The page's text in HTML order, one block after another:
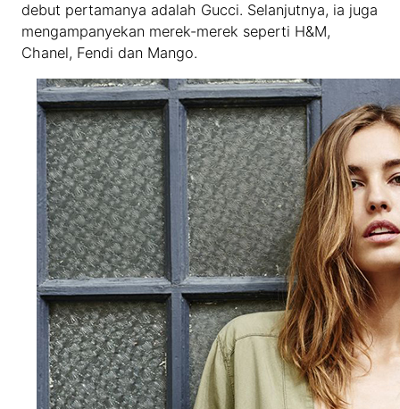
debut pertamanya adalah Gucci. Selanjutnya, ia juga
mengampanyekan merek-merek seperti H&M,
Chanel, Fendi dan Mango.